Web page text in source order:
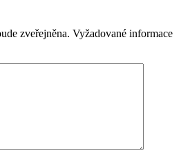
zveřejněna. Vyžadované informace